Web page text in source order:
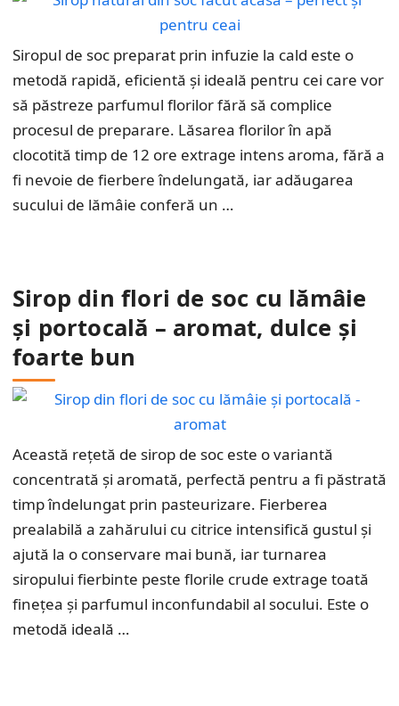
Siropul de soc preparat prin infuzie la cald este o
metodă rapidă, eficientă și ideală pentru cei care vor
să păstreze parfumul florilor fără să complice
procesul de preparare. Lăsarea florilor în apă
clocotită timp de 12 ore extrage intens aroma, fără a
fi nevoie de fierbere îndelungată, iar adăugarea
sucului de lămâie conferă un …
Sirop din flori de soc cu lămâie
și portocală – aromat, dulce și
foarte bun
Această rețetă de sirop de soc este o variantă
concentrată și aromată, perfectă pentru a fi păstrată
timp îndelungat prin pasteurizare. Fierberea
prealabilă a zahărului cu citrice intensifică gustul și
ajută la o conservare mai bună, iar turnarea
siropului fierbinte peste florile crude extrage toată
finețea și parfumul inconfundabil al socului. Este o
metodă ideală …